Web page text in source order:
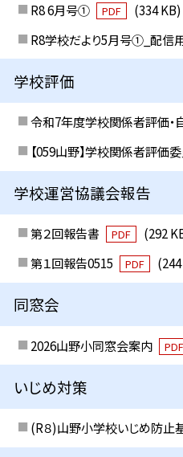
R8 6月号①
PDF
(334 KB)
R8学校だより5月号①_配信
学校評価
令和7年度学校関係者評価・
【059山野】学校関係者評価
学校運営協議会報告
第２回報告書 PDF
(292
第１回報告0515
PDF
同窓会
2026山野小同窓会案内 PDF
いじめ対策
(R８)山野小学校いじめ防